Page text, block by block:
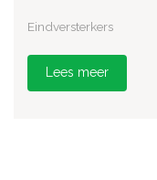
Eindversterkers
Lees meer